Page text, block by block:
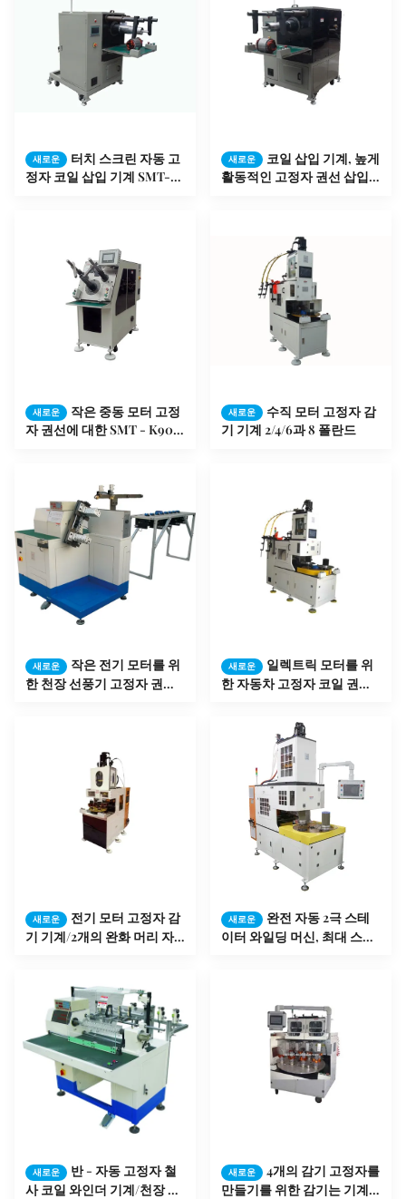
새로운
터치 스크린 자동 고
정자 코일 삽입 기계 SMT-
새로운
코일 삽입 기계, 높게
활동적인 고정자 권선 삽입
새로운
작은 중동 모터 고정
자 권선에 대한 SMT - K90
새로운
수직 모터 고정자 감
기 기계 2/4/6과 8 폴란드
새로운
작은 전기 모터를 위
한 천장 선풍기 고정자 권선
새로운
일렉트릭 모터를 위
한 자동차 고정자 코일 권취
새로운
전기 모터 고정자 감
기 기계/2개의 완화 머리 자
새로운
완전 자동 2극 스테
이터 와일딩 머신, 최대 스택
새로운
반 - 자동 고정자 철
사 코일 와인더 기계/천장 선
새로운
4개의 감기 고정자를
만들기를 위한 감기는 기계